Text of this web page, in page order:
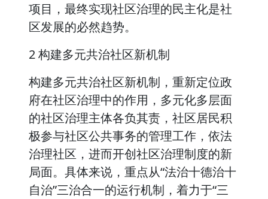
项目，最终实现社区治理的民主化是社
区发展的必然趋势。
2 构建多元共治社区新机制
构建多元共治社区新机制，重新定位政
府在社区治理中的作用，多元化多层面
的社区治理主体各负其责，社区居民积
极参与社区公共事务的管理工作，依法
治理社区，进而开创社区治理制度的新
局面。具体来说，重点从“法治十德治十
自治”三治合一的运行机制，着力于“三